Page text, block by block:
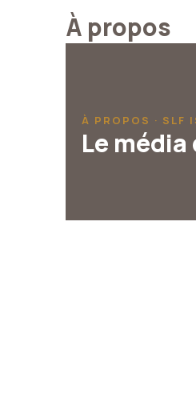
À propos
À PROPOS · SLF
Le